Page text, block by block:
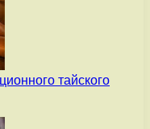
тайского